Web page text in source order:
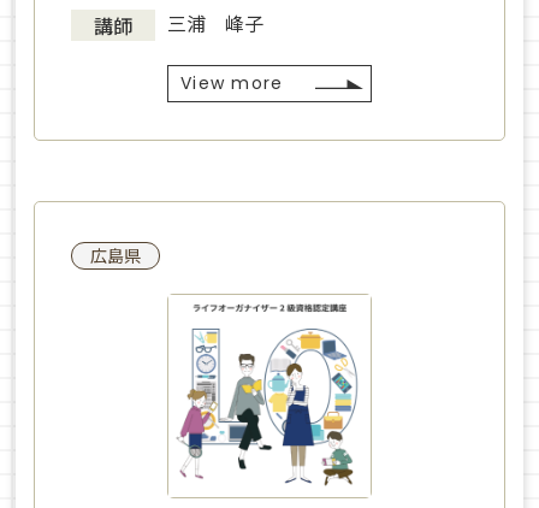
講師
三浦 峰子
View more
広島県